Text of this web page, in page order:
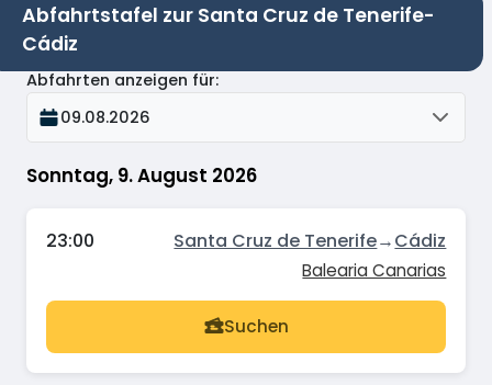
Abfahrtstafel zur Santa Cruz de Tenerife-
Cádiz
Sonntag, 9. August 2026
Abfahrten anzeigen für:
09.08.2026
23:00 Santa Cruz de Tenerife→Cádiz
Balearia Canarias
Suchen